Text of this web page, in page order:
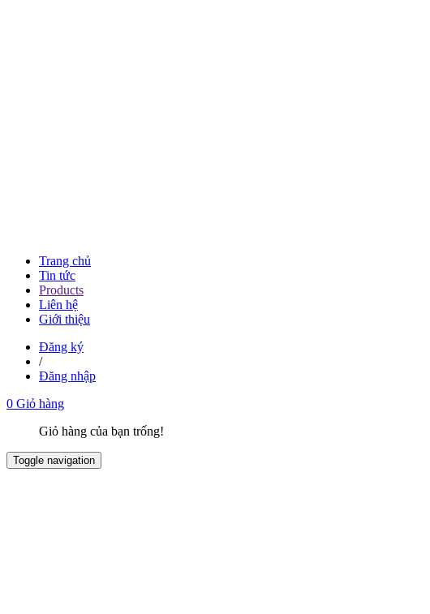
Trang chủ
Tin tức
Products
Liên hệ
Giới thiệu
Đăng ký
/
Đăng nhập
0 Giỏ hàng
Giỏ hàng của bạn trống!
Toggle navigation